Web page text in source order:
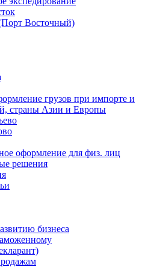
Восточный)
грузов при импорте и
страны Азии и Европы
оформление для физ. лиц
решения
бизнеса